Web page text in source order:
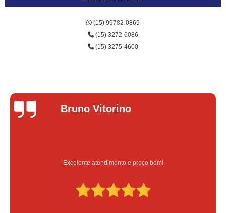
(15) 99782-0869
(15) 3272-6086
(15) 3275-4600
Lucas Donadel
Serviço feito na hora e de qualidade